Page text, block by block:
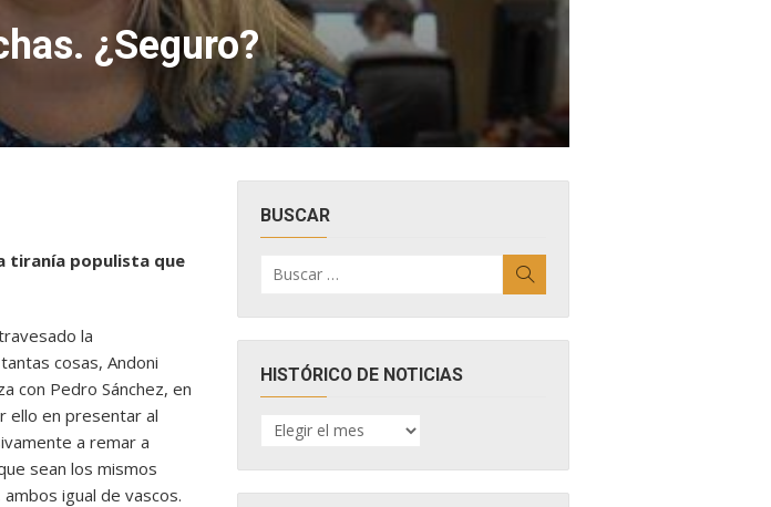
¿Seguro?
tiranía populista que
la
cosas, Andoni
con Pedro Sánchez, en
ello en presentar al
a remar a
sean los mismos
igual de vascos.
BUSCAR
por:
HISTÓRICO DE NOTICIAS
HISTÓRICO
DE